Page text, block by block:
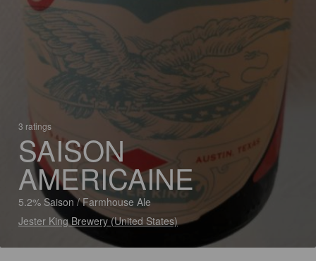
3 ratings
SAISON
AMERICAINE
5.2% Saison / Farmhouse Ale
Jester King Brewery (United States)